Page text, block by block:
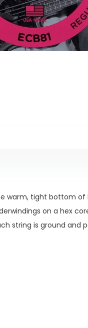
warm, tight bottom of
on a hex
string is ground and